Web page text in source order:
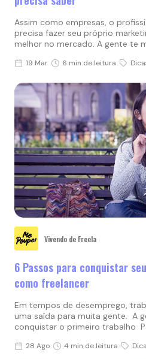
Assim como empresas, o
precisa fazer seu próprio
melhor no mercado. A gente te
19 Mar 6 min de leitura
Vivendo de Freela
6 Passos para conquistar
como freelancer
Em tempos de desemprego,
uma saída para muita gente. A
conquistar o primeiro trabalho
28 Ago 4 min de leitura